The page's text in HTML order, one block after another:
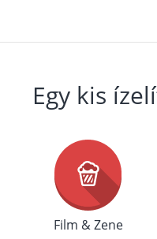
Egy kis
Film & Zene